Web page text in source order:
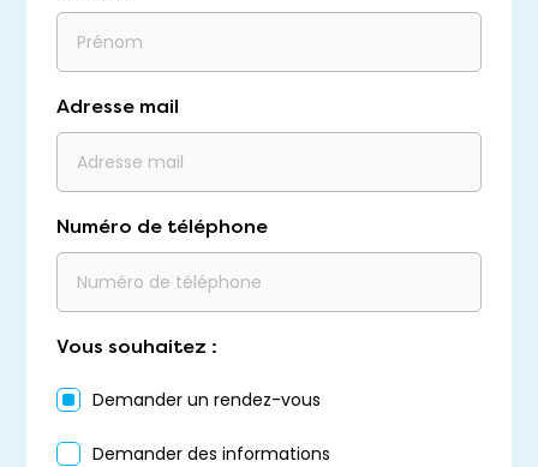
Adresse mail
Numéro de téléphone
Vous souhaitez :
Demander un rendez-vous
Demander des informations